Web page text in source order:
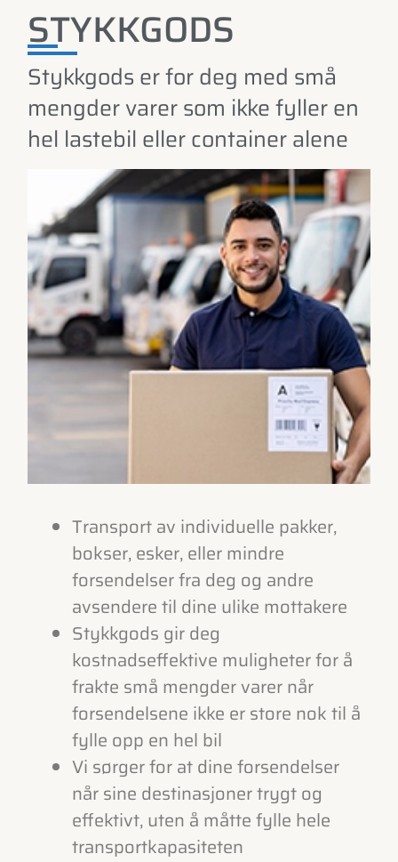
STYKKGODS
Stykkgods er for deg med små
mengder varer som ikke fyller en
hel lastebil eller container alene
Transport av individuelle pakker,
bokser, esker, eller mindre
forsendelser fra deg og andre
avsendere til dine ulike mottakere
Stykkgods gir deg
kostnadseffektive muligheter for å
frakte små mengder varer når
forsendelsene ikke er store nok til å
fylle opp en hel bil
Vi sørger for at dine forsendelser
når sine destinasjoner trygt og
effektivt, uten å måtte fylle hele
transportkapasiteten